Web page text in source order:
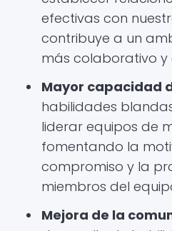
efectivas con
contribuye a un
más colaborativo y
Mayor capacidad
habilidades
liderar equipos de
fomentando la
compromiso y la
miembros del
Mejora de la